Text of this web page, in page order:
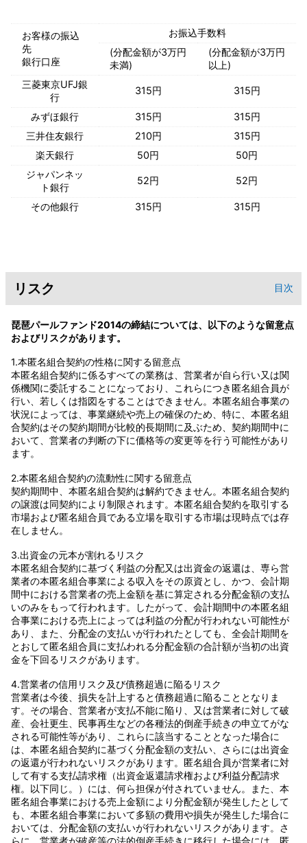
お客様の振込
先
銀行口座
お振込手数料
(分配金額が3万円
未満)
(分配金額が3万円
以上)
三菱東京UFJ銀
行
315円 315円
みずほ銀行 315円
315円
三井住友銀行
210円
315円
楽天銀行
50円
50円
ジャパンネッ
ト銀行
52円 52円
その他銀行 315円 315円
リスク 目次
琵琶パールファンド2014の締結については、以下のような留意点
およびリスクがあります。
1.本匿名組合契約の性格に関する留意点
本匿名組合契約に係るすべての業務は、営業者が自ら行い又は関
係機関に委託することになっており、これらにつき匿名組合員が
行い、若しくは指図をすることはできません。本匿名組合事業の
状況によっては、事業継続や売上の確保のため、特に、本匿名組
合契約はその契約期間が比較的長期間に及ぶため、契約期間中に
おいて、営業者の判断の下に価格等の変更等を行う可能性があり
ます。
2.本匿名組合契約の流動性に関する留意点
契約期間中、本匿名組合契約は解約できません。本匿名組合契約
の譲渡は同契約により制限されます。本匿名組合契約を取引する
市場および匿名組合員である立場を取引する市場は現時点では存
在しません。
3.出資金の元本が割れるリスク
本匿名組合契約に基づく利益の分配又は出資金の返還は、専ら営
業者の本匿名組合事業による収入をその原資とし、かつ、会計期
間中における営業者の売上金額を基に算定される分配金額の支払
いのみをもって行われます。したがって、会計期間中の本匿名組
合事業における売上によっては利益の分配が行われない可能性が
あり、また、分配金の支払いが行われたとしても、全会計期間を
とおして匿名組合員に支払われる分配金額の合計額が当初の出資
金を下回るリスクがあります。
4.営業者の信用リスク及び債務超過に陥るリスク
営業者は今後、損失を計上すると債務超過に陥ることとなりま
す。その場合、営業者が支払不能に陥り、又は営業者に対して破
産、会社更生、民事再生などの各種法的倒産手続きの申立てがな
される可能性等があり、これらに該当することとなった場合に
は、本匿名組合契約に基づく分配金額の支払い、さらには出資金
の返還が行われないリスクがあります。匿名組合員が営業者に対
して有する支払請求権（出資金返還請求権および利益分配請求
権。以下同じ。）には、何ら担保が付されていません。また、本
匿名組合事業における売上金額により分配金額が発生したとして
も、本匿名組合事業において多額の費用や損失が発生した場合に
おいては、分配金額の支払いが行われないリスクがあります。さ
らに、営業者が破産等の法的倒産手続きに移行した場合には、匿